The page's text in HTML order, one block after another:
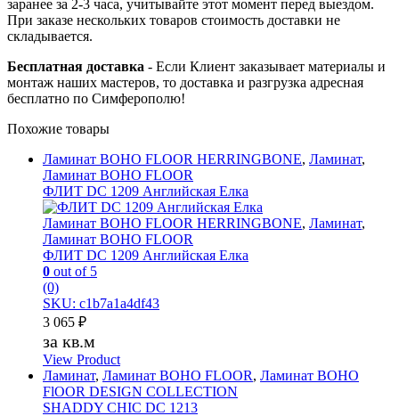
заранее за 2-3 часа, учитывайте этот момент перед выездом.
При заказе нескольких товаров стоимость доставки не
складывается.
Бесплатная доставка - Если Клиент заказывает материалы и
монтаж наших мастеров, то доставка и разгрузка адресная
бесплатно по Симферополю!
Похожие товары
Ламинат BOHO FLOOR HERRINGBONE, Ламинат,
Ламинат BOHO FLOOR
ФЛИТ DC 1209 Английская Елка
Ламинат BOHO FLOOR HERRINGBONE, Ламинат,
Ламинат BOHO FLOOR
ФЛИТ DC 1209 Английская Елка
0 out of 5
(0)
SKU: c1b7a1a4df43
3 065 ₽
за кв.м
View Product
Ламинат, Ламинат BOHO FLOOR, Ламинат BOHO
FlOOR DESIGN COLLECTION
SHADDY CHIC DC 1213